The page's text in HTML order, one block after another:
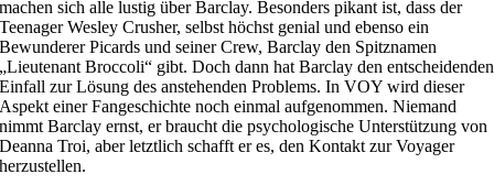
machen sich alle lustig über Barclay. Besonders pikant ist, dass der
Teenager Wesley Crusher, selbst höchst genial und ebenso ein
Bewunderer Picards und seiner Crew, Barclay den Spitznamen
„Lieutenant Broccoli“ gibt. Doch dann hat Barclay den entscheidenden
Einfall zur Lösung des anstehenden Problems. In VOY wird dieser
Aspekt einer Fangeschichte noch einmal aufgenommen. Niemand
nimmt Barclay ernst, er braucht die psychologische Unterstützung von
Deanna Troi, aber letztlich schafft er es, den Kontakt zur Voyager
herzustellen.